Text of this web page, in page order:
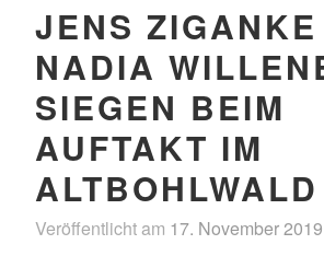
JENS ZIGANKE
NADIA
SIEGEN BEIM
AUFTAKT IM
ALTBOHLWALD
Veröffentlicht am 17. November 2019